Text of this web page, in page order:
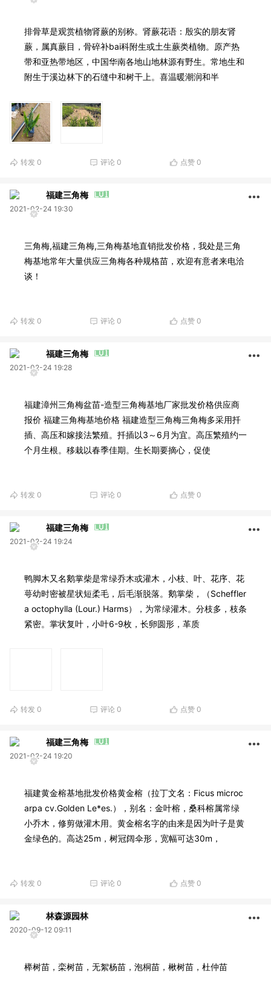
排骨草是观赏植物肾蕨的别称。肾蕨花语：殷实的朋友肾
蕨，属真蕨目，骨碎补bai科附生或土生蕨类植物。原产热
带和亚热带地区，中国华南各地山地林源有野生。常地生和
附生于溪边林下的石缝中和树干上。喜温暖潮润和半
转发 0 评论 0 点赞 0
福建三角梅
2021-02-24 19:30
三角梅,福建三角梅,三角梅基地直销批发价格，我处是三角
梅基地常年大量供应三角梅各种规格苗，欢迎有意者来电洽
谈！
转发 0 评论 0 点赞 0
福建三角梅
2021-02-24 19:28
福建漳州三角梅盆苗-造型三角梅基地厂家批发价格供应商
报价 福建三角梅基地价格 福建造型三角梅三角梅多采用扦
插、高压和嫁接法繁殖。扦插以3～6月为宜。高压繁殖约一
个月生根。移栽以春季佳期。生长期要摘心，促使
转发 0 评论 0 点赞 0
福建三角梅
2021-02-24 19:24
鸭脚木又名鹅掌柴是常绿乔木或灌木，小枝、叶、花序、花
萼幼时密被星状短柔毛，后毛渐脱落。鹅掌柴，（Scheffler
a octophylla (Lour.) Harms），为常绿灌木。分枝多，枝条
紧密。掌状复叶，小叶6-9枚，长卵圆形，革质
转发 0 评论 0 点赞 0
福建三角梅
2021-02-24 19:20
福建黄金榕基地批发价格黄金榕（拉丁文名：Ficus microc
arpa cv.Golden Le*es.），别名：金叶榕，桑科榕属常绿
小乔木，修剪做灌木用。黄金榕名字的由来是因为叶子是黄
金绿色的。高达25m，树冠阔伞形，宽幅可达30m，
转发 0 评论 0 点赞 0
林森源园林
2020-09-12 09:11
榉树苗，栾树苗，无絮杨苗，泡桐苗，楸树苗，杜仲苗